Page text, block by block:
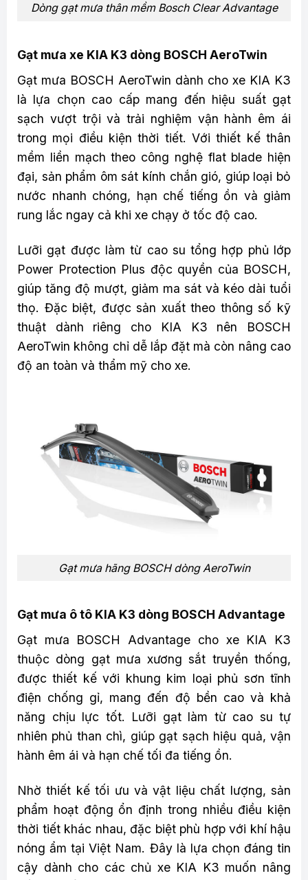
Dòng gạt mưa thân mềm Bosch Clear Advantage
Gạt mưa xe KIA K3 dòng BOSCH AeroTwin
Gạt mưa BOSCH AeroTwin dành cho xe KIA K3
là lựa chọn cao cấp mang đến hiệu suất gạt
sạch vượt trội và trải nghiệm vận hành êm ái
trong mọi điều kiện thời tiết. Với thiết kế thân
mềm liền mạch theo công nghệ flat blade hiện
đại, sản phẩm ôm sát kính chắn gió, giúp loại bỏ
nước nhanh chóng, hạn chế tiếng ồn và giảm
rung lắc ngay cả khi xe chạy ở tốc độ cao.
Lưỡi gạt được làm từ cao su tổng hợp phủ lớp
Power Protection Plus độc quyền của BOSCH,
giúp tăng độ mượt, giảm ma sát và kéo dài tuổi
thọ. Đặc biệt, được sản xuất theo thông số kỹ
thuật dành riêng cho KIA K3 nên BOSCH
AeroTwin không chỉ dễ lắp đặt mà còn nâng cao
độ an toàn và thẩm mỹ cho xe.
Gạt mưa hãng BOSCH dòng AeroTwin
Gạt mưa ô tô KIA K3 dòng BOSCH Advantage
Gạt mưa BOSCH Advantage cho xe KIA K3
thuộc dòng gạt mưa xương sắt truyền thống,
được thiết kế với khung kim loại phủ sơn tĩnh
điện chống gỉ, mang đến độ bền cao và khả
năng chịu lực tốt. Lưỡi gạt làm từ cao su tự
nhiên phủ than chì, giúp gạt sạch hiệu quả, vận
hành êm ái và hạn chế tối đa tiếng ồn.
Nhờ thiết kế tối ưu và vật liệu chất lượng, sản
phẩm hoạt động ổn định trong nhiều điều kiện
thời tiết khác nhau, đặc biệt phù hợp với khí hậu
nóng ẩm tại Việt Nam. Đây là lựa chọn đáng tin
cậy dành cho các chủ xe KIA K3 muốn nâng